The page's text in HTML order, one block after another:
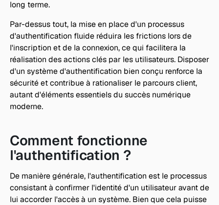
long terme.
Par-dessus tout, la mise en place d'un processus
d'authentification fluide réduira les frictions lors de
l'inscription et de la connexion, ce qui facilitera la
réalisation des actions clés par les utilisateurs. Disposer
d'un système d'authentification bien conçu renforce la
sécurité et contribue à rationaliser le parcours client,
autant d'éléments essentiels du succès numérique
moderne.
Comment fonctionne
l'authentification ?
De manière générale, l'authentification est le processus
consistant à confirmer l'identité d'un utilisateur avant de
lui accorder l'accès à un système. Bien que cela puisse